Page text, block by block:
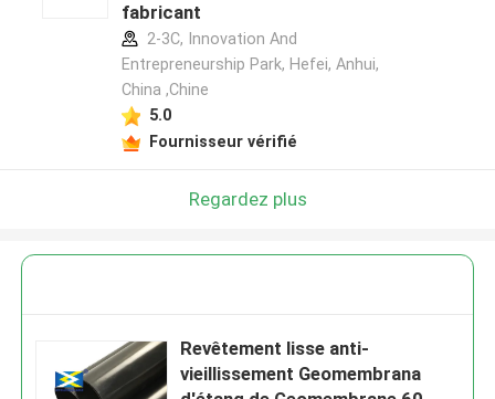
fabricant
2-3C, Innovation And
Entrepreneurship Park, Hefei, Anhui,
China ,Chine
5.0
Fournisseur vérifié
Regardez plus
Revêtement lisse anti-
vieillissement Geomembrana